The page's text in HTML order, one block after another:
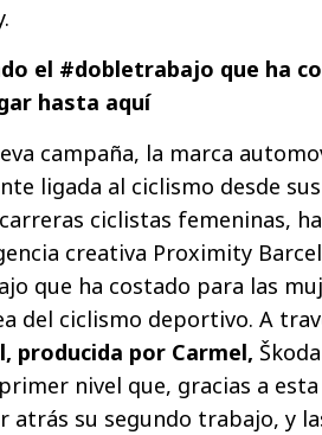
el #dobletrabajo que ha
hasta aquí
campaña, la marca
ligada al ciclismo desde
ciclistas femeninas,
creativa Proximity
que ha costado para las
del ciclismo deportivo. A
producida por Carmel,
nivel que, gracias a
atrás su segundo trabajo, y